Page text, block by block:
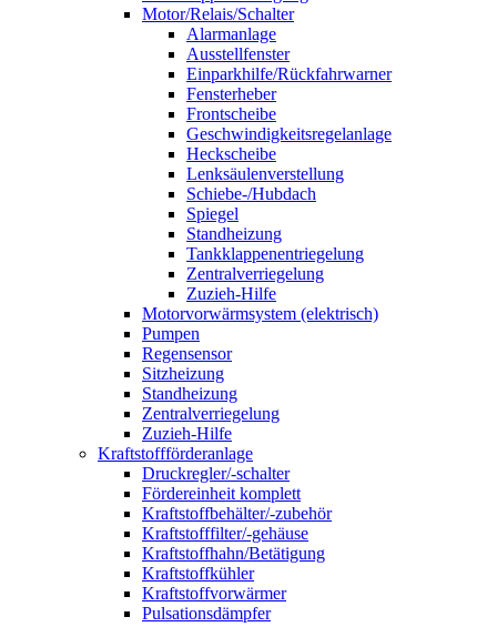
Motor/Relais/Schalter
Alarmanlage
Ausstellfenster
Einparkhilfe/Rückfahrwarner
Fensterheber
Frontscheibe
Geschwindigkeitsregelanlage
Heckscheibe
Lenksäulenverstellung
Schiebe-/Hubdach
Spiegel
Standheizung
Tankklappenentriegelung
Zentralverriegelung
Zuzieh-Hilfe
Motorvorwärmsystem (elektrisch)
Pumpen
Regensensor
Sitzheizung
Standheizung
Zentralverriegelung
Zuzieh-Hilfe
Kraftstoffförderanlage
Druckregler/-schalter
Fördereinheit komplett
Kraftstoffbehälter/-zubehör
Kraftstofffilter/-gehäuse
Kraftstoffhahn/Betätigung
Kraftstoffkühler
Kraftstoffvorwärmer
Pulsationsdämpfer